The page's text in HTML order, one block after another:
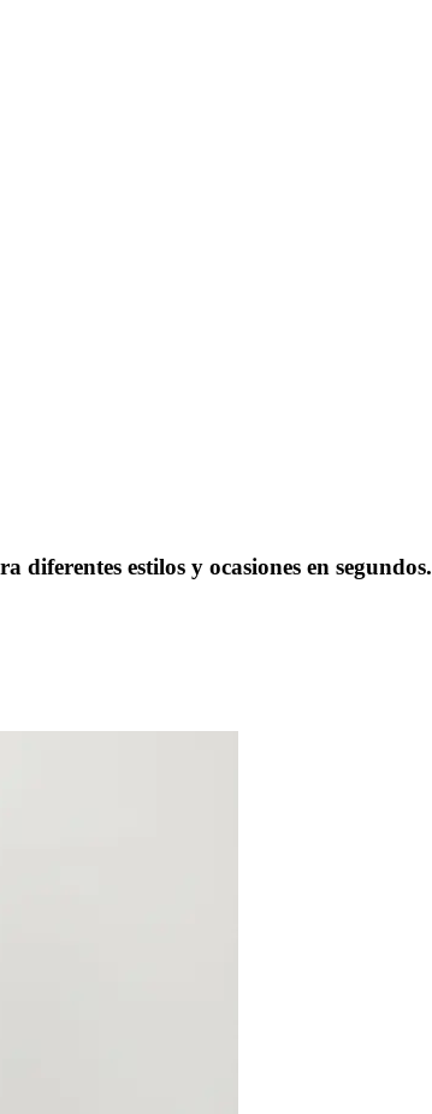
estilos y ocasiones en segundos.